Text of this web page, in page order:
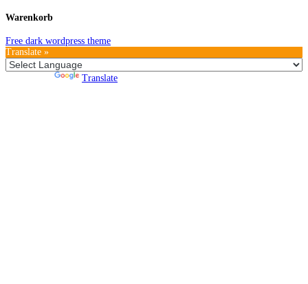
Warenkorb
Free dark wordpress theme
Translate »
Translate